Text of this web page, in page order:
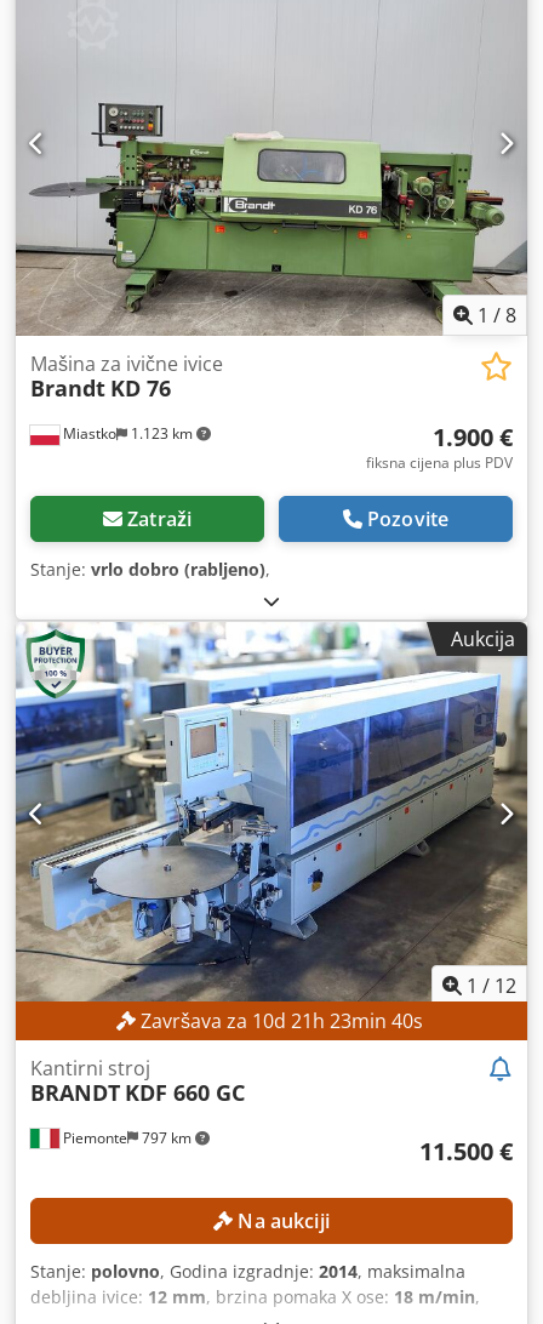
1 /8
Miastko 1.123 km
Mašina za ivične ivice
Brandt KD 76
1.900 €
fiksna cijena plus PDV
Zatraži Pozovite
Stanje: vrlo dobro (rabljeno),
Aukcija
1 / 12
Završava za 10d 21h 23min 38s
Piemonte 797 km
Kantirni stroj
BRANDT KDF 660 GC
11.500 €
Na aukciji
Stanje: polovno, Godina izgradnje: 2014, maksimalna
debljina ivice: 12 mm, brzina pomaka X ose: 18 m/min,